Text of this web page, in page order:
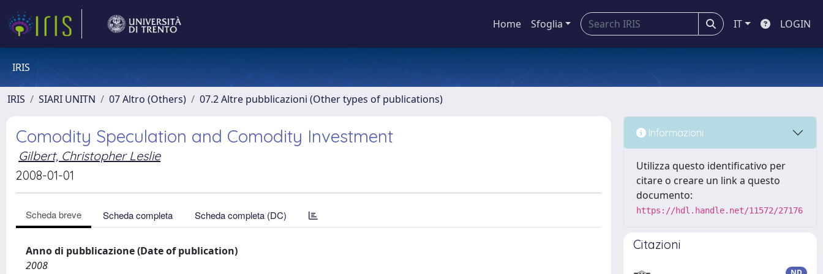
Home Sfoglia IT LOGIN
IRIS
IRIS SIARI UNITN 07 Altro (Others) 07.2 Altre pubblicazioni (Other types of publications)
Comodity Speculation and Comodity Investment
Gilbert, Christopher Leslie
2008-01-01
Scheda breve Scheda completa Scheda completa (DC)
Anno di pubblicazione (Date of publication)
2008
Informazioni
Utilizza questo identificativo per
citare o creare un link a questo
documento:
https://hdl.handle.net/11572/27176
Citazioni